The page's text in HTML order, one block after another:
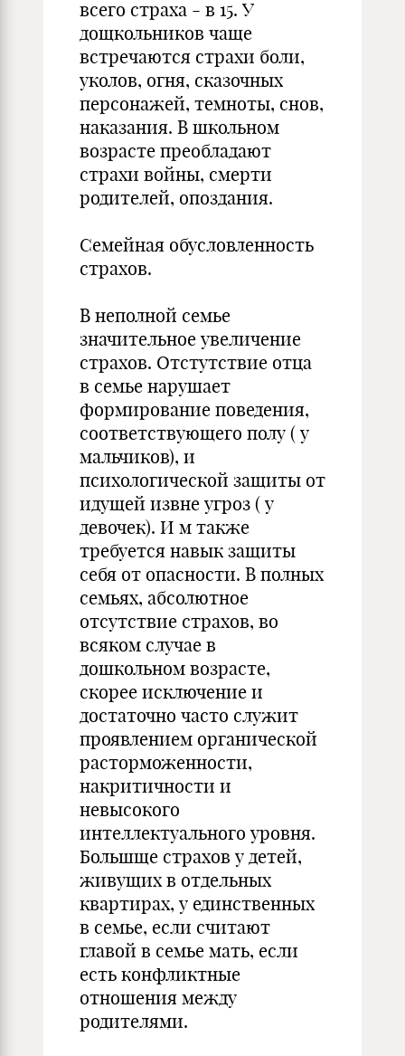
всего страха - в 15. У
дощкольников чаще
встречаются страхи боли,
уколов, огня, сказочных
персонажей, темноты, снов,
наказания. В школьном
возрасте преобладают
страхи войны, смерти
родителей, опоздания.
Семейная обусловленность
страхов.
В неполной семье
значительное увеличение
страхов. Отстутствие отца
в семье нарушает
формирование поведения,
соответствующего полу ( у
мальчиков), и
психологической защиты от
идущей извне угроз ( у
девочек). И м также
требуется навык защиты
себя от опасности. В полных
семьях, абсолютное
отсутствие страхов, во
всяком случае в
дошкольном возрасте,
скорее исключение и
достаточно часто служит
проявлением органической
расторможенности,
накритичности и
невысокого
интеллектуального уровня.
Большще страхов у детей,
живущих в отдельных
квартирах, у единственных
в семье, если считают
главой в семье мать, если
есть конфликтные
отношения между
родителями.